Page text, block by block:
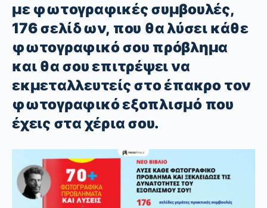
με φωτογραφικές συμβουλές,
176 σελίδων, που θα λύσει κάθε
φωτογραφικό σου πρόβλημα
και θα σου επιτρέψει να
εκμεταλλευτείς στο έπακρο τον
φωτογραφικό εξοπλισμό που
έχεις στα χέρια σου.